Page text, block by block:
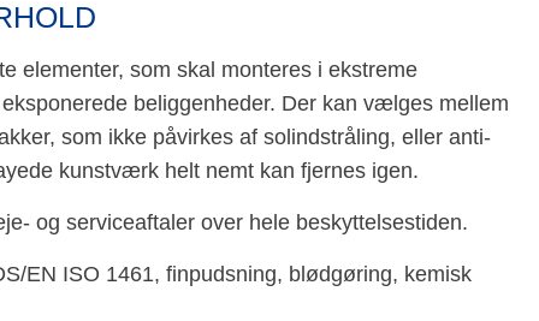
elementer, som skal monteres i ekstreme
beliggenheder. Der kan vælges mellem
som ikke påvirkes af solindstråling, eller anti-
kunstværk helt nemt kan fjernes igen.
og serviceaftaler over hele beskyttelsestiden.
EN ISO 1461, finpudsning, blødgøring, kemisk